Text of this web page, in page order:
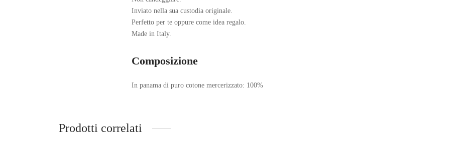
Inviato nella sua custodia originale.
Perfetto per te oppure come idea regalo.
Made in Italy.
Composizione
In panama di puro cotone mercerizzato: 100%
Prodotti correlati